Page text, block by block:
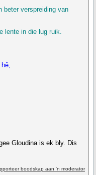
beter verspreiding van
lente in die lug ruik.
Gloudina is ek bly. Dis
boodskap aan 'n moderator